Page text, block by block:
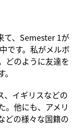
て、Semester 1が
です。私がメルボ
どのように友達を
、イギリスなどの
。他にも、アメリ
どの様々な国籍の